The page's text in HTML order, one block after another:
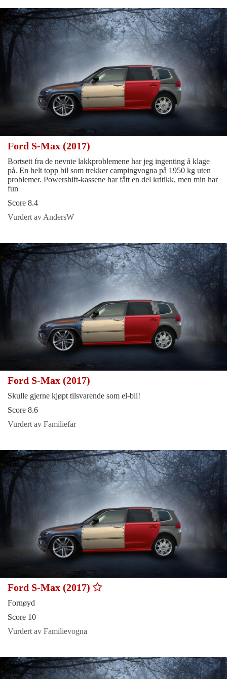
Ford S-Max (2017)
Bortsett fra de nevnte lakkproblemene har jeg ingenting å klage
på. En helt topp bil som trekker campingvogna på 1950 kg uten
problemer. Powershift-kassene har fått en del kritikk, men min har
fun
Score 8.4
Vurdert av AndersW
Ford S-Max (2017)
Skulle gjerne kjøpt tilsvarende som el-bil!
Score 8.6
Vurdert av Familiefar
Ford S-Max (2017)
Fornøyd
Score 10
Vurdert av Familievogna